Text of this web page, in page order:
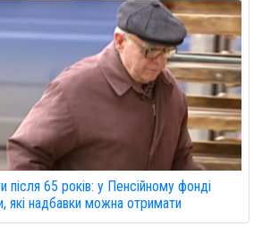
після 65 років: у Пенсійному фонді
які надбавки можна отримати